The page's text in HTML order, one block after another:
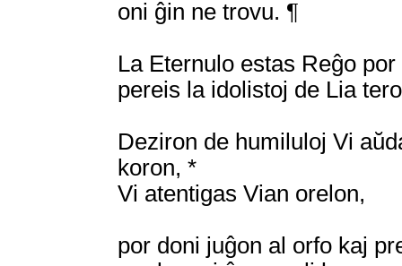
oni ĝin ne trovu. ¶
La Eternulo estas Reĝo
pereis la idolistoj de Lia
Deziron de humiluloj Vi
koron, *
Vi atentigas Vian orelon,
por doni juĝon al orfo kaj